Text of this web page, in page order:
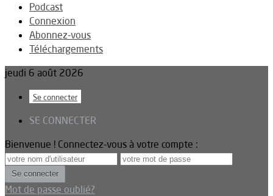
Podcast
Connexion
Abonnez-vous
Téléchargements
jeudi 6 août 2026
Se connecter
SE CONNECTER
Bienvenue ! Connectez-vous à votre compte :
Mot de passe oublié?